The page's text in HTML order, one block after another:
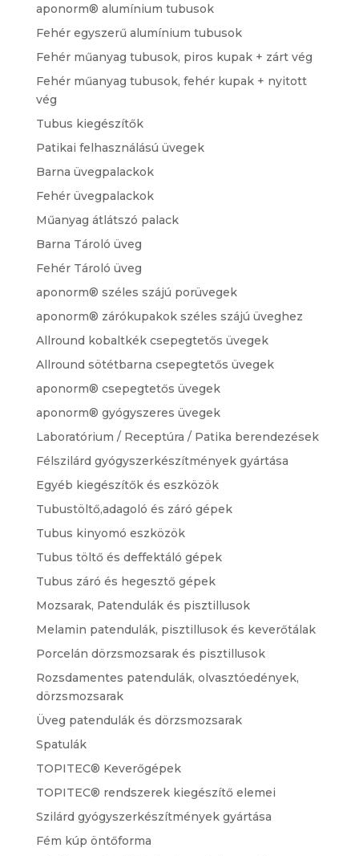
aponorm® alumínium tubusok
Fehér egyszerű alumínium tubusok
Fehér műanyag tubusok, piros kupak + zárt vég
Fehér műanyag tubusok, fehér kupak + nyitott
vég
Tubus kiegészítők
Patikai felhasználású üvegek
Barna üvegpalackok
Fehér üvegpalackok
Műanyag átlátszó palack
Barna Tároló üveg
Fehér Tároló üveg
aponorm® széles szájú porüvegek
aponorm® zárókupakok széles szájú üveghez
Allround kobaltkék csepegtetős üvegek
Allround sötétbarna csepegtetős üvegek
aponorm® csepegtetős üvegek
aponorm® gyógyszeres üvegek
Laboratórium / Receptúra / Patika berendezések
Félszilárd gyógyszerkészítmények gyártása
Egyéb kiegészítők és eszközök
Tubustöltő,adagoló és záró gépek
Tubus kinyomó eszközök
Tubus töltő és deffektáló gépek
Tubus záró és hegesztő gépek
Mozsarak, Patendulák és pisztillusok
Melamin patendulák, pisztillusok és keverőtálak
Porcelán dörzsmozsarak és pisztillusok
Rozsdamentes patendulák, olvasztóedények,
dörzsmozsarak
Üveg patendulák és dörzsmozsarak
Spatulák
TOPITEC® Keverőgépek
TOPITEC® rendszerek kiegészítő elemei
Szilárd gyógyszerkészítmények gyártása
Fém kúp öntőforma